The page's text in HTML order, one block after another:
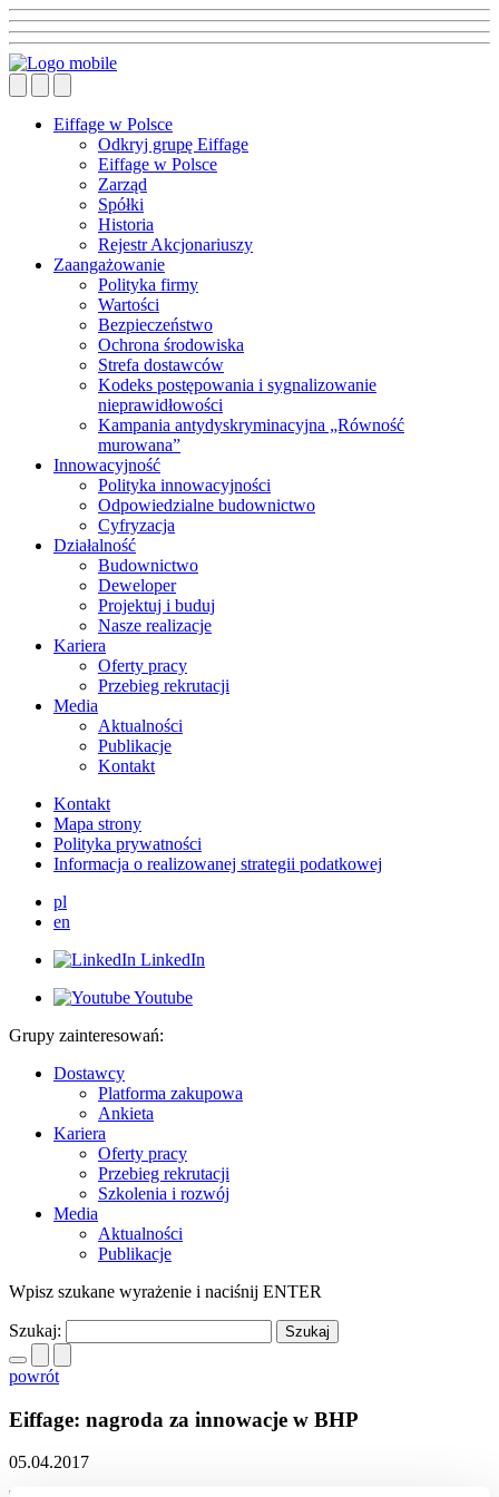
Eiffage w Polsce
Odkryj grupę Eiffage
Eiffage w Polsce
Zarząd
Spółki
Historia
Rejestr Akcjonariuszy
Zaangażowanie
Polityka firmy
Wartości
Bezpieczeństwo
Ochrona środowiska
Strefa dostawców
Kodeks postępowania i sygnalizowanie
nieprawidłowości
Kampania antydyskryminacyjna „Równość
murowana”
Innowacyjność
Polityka innowacyjności
Odpowiedzialne budownictwo
Cyfryzacja
Działalność
Budownictwo
Deweloper
Projektuj i buduj
Nasze realizacje
Kariera
Oferty pracy
Przebieg rekrutacji
Media
Aktualności
Publikacje
Kontakt
Kontakt
Mapa strony
Polityka prywatności
Informacja o realizowanej strategii podatkowej
pl
en
LinkedIn
Youtube
Grupy zainteresowań:
Dostawcy
Platforma zakupowa
Ankieta
Kariera
Oferty pracy
Przebieg rekrutacji
Szkolenia i rozwój
Media
Aktualności
Publikacje
Wpisz szukane wyrażenie i naciśnij ENTER
Szukaj:
powrót
Eiffage: nagroda za innowacje w BHP
05.04.2017